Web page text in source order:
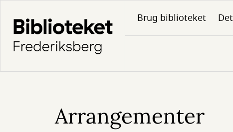
hovedindhold
Brug biblioteket
Arrangementer